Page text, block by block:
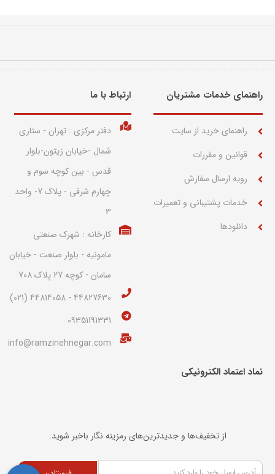
راهنمای خدمات مشتریان
راهنمای خرید از سایت
قوانین و مقررات
رویه ارسال سفارش
خدمات پشتیبانی و تعمیرات
دانلودها
ارتباط با ما​
دفتر مرکزی : تهران - ستاری
شمال -خیابان زیتون-بلوار
قدس - بین کوچه سوم و
چهارم شرقی - پلاک 7- واحد
3
کارخانه : شهرک صنعتی
مامونیه - بلوار صنعت - خیابان
سامان - کوچه 27 پلاک 708
44827630 - 44814058 (021)
09351191331
info@ramzinehnegar.com
نماد اعتماد الکترونیکی​
از تخفیف‌ها و جدیدترین‌های رمزینه نگار باخبر شوید: